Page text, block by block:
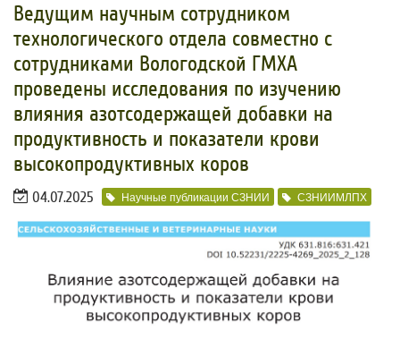
​Ведущим научным сотрудником
технологического отдела совместно с
сотрудниками Вологодской ГМХА
проведены исследования по изучению
влияния азотсодержащей добавки на
продуктивность и показатели крови
высокопродуктивных коров
04.07.2025 Научные публикации СЗНИИ СЗНИИМЛПХ